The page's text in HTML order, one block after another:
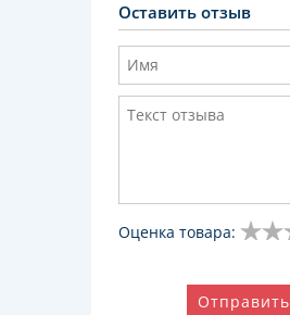
Оставить отзыв
Оценка товара:
Отправить